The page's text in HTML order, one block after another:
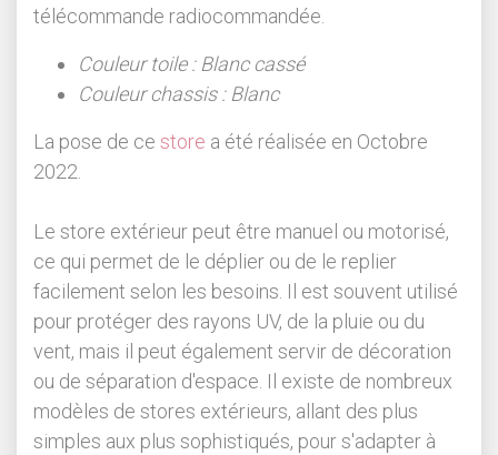
télécommande radiocommandée.
Couleur toile : Blanc cassé
Couleur chassis : Blanc
La pose de ce store a été réalisée en Octobre
2022.
Le store extérieur peut être manuel ou motorisé,
ce qui permet de le déplier ou de le replier
facilement selon les besoins. Il est souvent utilisé
pour protéger des rayons UV, de la pluie ou du
vent, mais il peut également servir de décoration
ou de séparation d'espace. Il existe de nombreux
modèles de stores extérieurs, allant des plus
simples aux plus sophistiqués, pour s'adapter à